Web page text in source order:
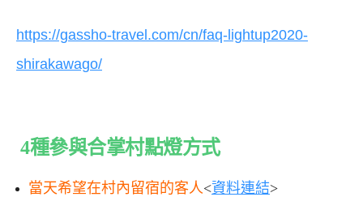
https://gassho-travel.com/cn/faq-lightup2020-
shirakawago/
4種參與合掌村點燈方式
當天希望在村內留宿的客人<資料連結>